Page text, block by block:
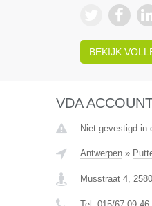
BEKIJK
VDA
Niet gevestigd in
Antwerpen»
Musstraat 4, 2580